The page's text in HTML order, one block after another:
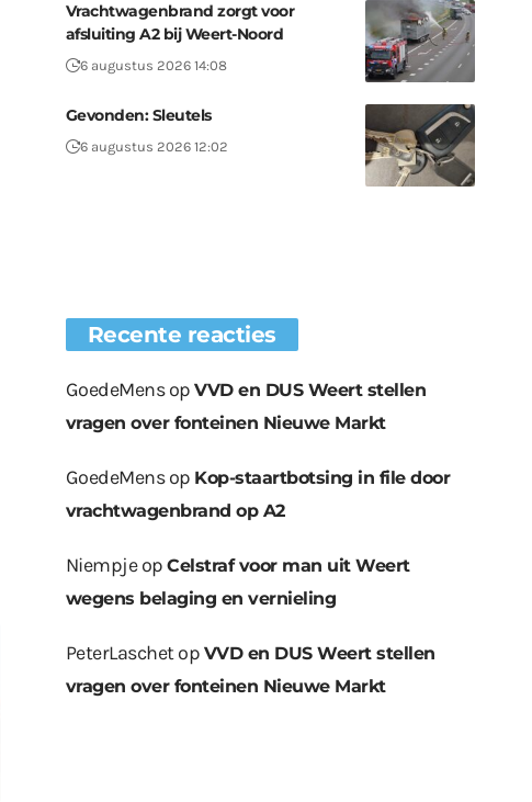
Vrachtwagenbrand zorgt voor
afsluiting A2 bij Weert-Noord
6 augustus 2026 14:08
Gevonden: Sleutels
6 augustus 2026 12:02
Recente reacties
GoedeMensopVVD en DUS Weert stellen
vragen over fonteinen Nieuwe Markt
GoedeMensop Kop-staartbotsing in file door
vrachtwagenbrand op A2
NiempjeopCelstraf voor man uit Weert
wegens belaging en vernieling
PeterLaschetop VVD en DUS Weert stellen
vragen over fonteinen Nieuwe Markt